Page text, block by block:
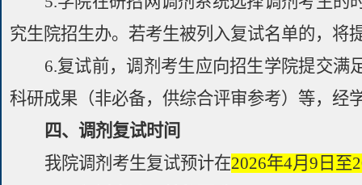
究生院招生办。若考生被列入复试名单的，将
6.复试前， 调剂 考生应向招生学院提交满
科研成果 （非必备，供综合评审参考） 等，经
四、调剂 复试时间
我院调剂考生复试预计在2026年4月 9 日至